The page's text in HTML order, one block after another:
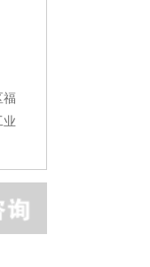
福
业